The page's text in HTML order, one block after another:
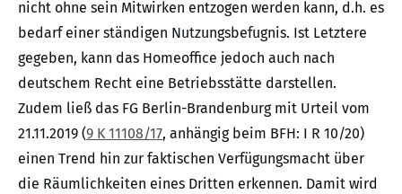
nicht ohne sein Mitwirken entzogen werden kann, d.h. es
bedarf einer ständigen Nutzungsbefugnis. Ist Letztere
gegeben, kann das Homeoffice jedoch auch nach
deutschem Recht eine Betriebsstätte darstellen.
Zudem ließ das FG Berlin-Brandenburg mit Urteil vom
21.11.2019 (9 K 11108/17, anhängig beim BFH: I R 10/20)
einen Trend hin zur faktischen Verfügungsmacht über
die Räumlichkeiten eines Dritten erkennen. Damit wird